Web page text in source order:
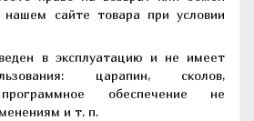
нашем сайте товара при условии
в эксплуатацию и не имеет
царапин, сколов,
обеспечение не
и т. п.